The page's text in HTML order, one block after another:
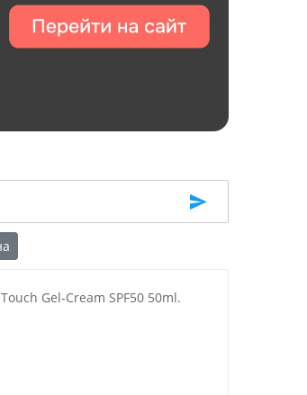
Gel-Cream SPF50 50ml.